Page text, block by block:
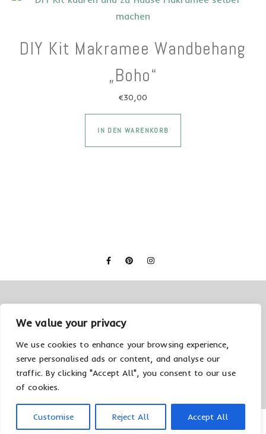
We value your privacy
We use cookies to enhance your browsing experience,
serve personalised ads or content, and analyse our
traffic. By clicking "Accept All", you consent to our use
of cookies.
Customise Reject All Accept All
DIY Kit Makramee Wandbehang
„Boho“
€30,00
IN DEN WARENKORB
Dieses Produkt
© 2026 Creolla Datenschutzerklärung Impressum